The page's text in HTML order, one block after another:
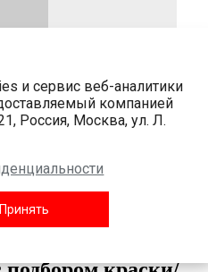
и сервис веб-аналитики
компанией
Россия, Москва, ул. Л.
Принять